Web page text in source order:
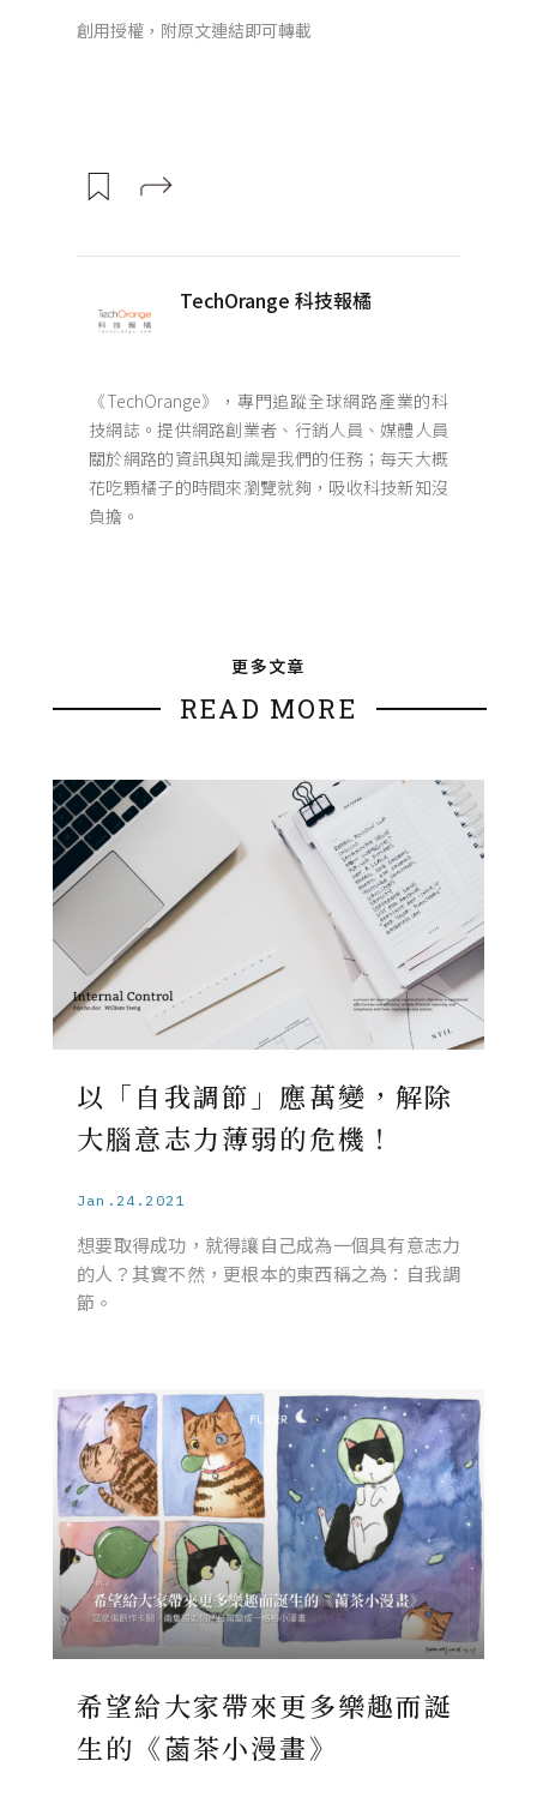
創用授權，附原文連結即可轉載
TechOrange 科技報橘
《TechOrange》，專門追蹤全球網路產業的科
技網誌。提供網路創業者、行銷人員、媒體人員
關於網路的資訊與知識是我們的任務；每天大概
花吃顆橘子的時間來瀏覽就夠，吸收科技新知沒
負擔。
更多文章
READ MORE
以「自我調節」應萬變，解除
大腦意志力薄弱的危機！
Jan.24.2021
想要取得成功，就得讓自己成為一個具有意志力
的人？其實不然，更根本的東西稱之為：自我調
節。
希望給大家帶來更多樂趣而誕
生的《蓾茶小漫畫》